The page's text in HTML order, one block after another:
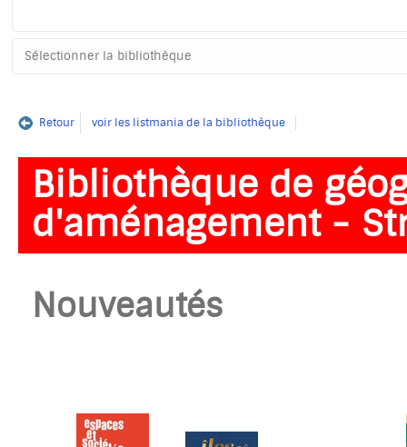
votre
Retour voir les listmania de la bibliothèque
Bibliothèque de
d'aménagement -
Nouveautés
carrousel